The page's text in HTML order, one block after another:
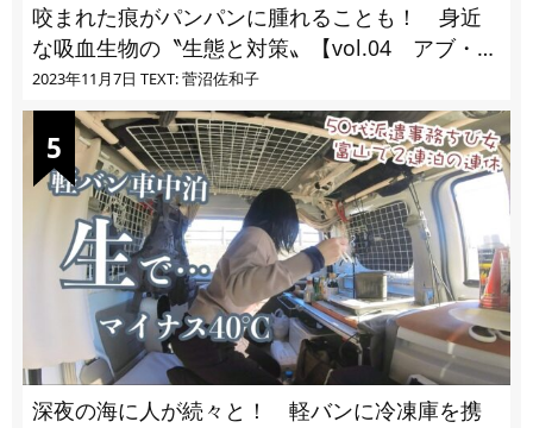
咬まれた痕がパンパンに腫れることも！ 身近
な吸血生物の〝生態と対策〟【vol.04 アブ・ブ
ユ・ヌカカ】
2023年11月7日 TEXT: 菅沼佐和子
深夜の海に人が続々と！ 軽バンに冷凍庫を携